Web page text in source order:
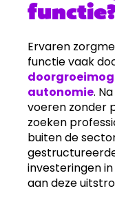
Ervaren
functie vaak
autonomie.
voeren zonder
zoeken
buiten de
investeringen
aan deze